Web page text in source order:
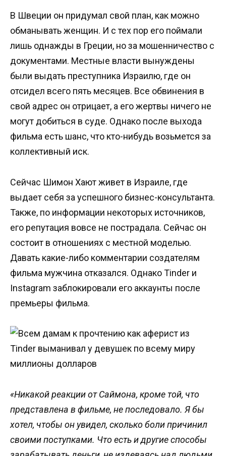
В Швеции он придумал свой план, как можно
обманывать женщин. И с тех пор его поймали
лишь однажды в Греции, но за мошенничество с
документами. Местные власти вынуждены
были выдать преступника Израилю, где он
отсидел всего пять месяцев. Все обвинения в
свой адрес он отрицает, а его жертвы ничего не
могут добиться в суде. Однако после выхода
фильма есть шанс, что кто-нибудь возьмется за
коллективный иск.
Сейчас Шимон Хают живет в Израиле, где
выдает себя за успешного бизнес-консультанта.
Также, по информации некоторых источников,
его репутация вовсе не пострадала. Сейчас он
состоит в отношениях с местной моделью.
Давать какие-либо комментарии создателям
фильма мужчина отказался. Однако Tinder и
Instagram заблокировали его аккаунты после
премьеры фильма.
«Никакой реакции от Саймона, кроме той, что
представлена в фильме, не последовало. Я бы
хотел, чтобы он увидел, сколько боли причинил
своими поступками. Что есть и другие способы